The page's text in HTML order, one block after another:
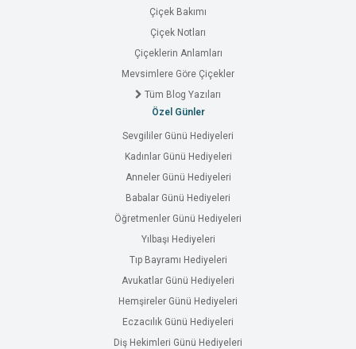
Çiçek Bakımı
Çiçek Notları
Çiçeklerin Anlamları
Mevsimlere Göre Çiçekler
Tüm Blog Yazıları
Özel Günler
Sevgililer Günü Hediyeleri
Kadınlar Günü Hediyeleri
Anneler Günü Hediyeleri
Babalar Günü Hediyeleri
Öğretmenler Günü Hediyeleri
Yılbaşı Hediyeleri
Tıp Bayramı Hediyeleri
Avukatlar Günü Hediyeleri
Hemşireler Günü Hediyeleri
Eczacılık Günü Hediyeleri
Diş Hekimleri Günü Hediyeleri